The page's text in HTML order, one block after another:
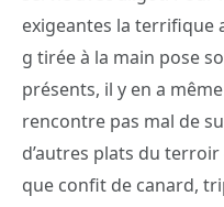
exigeantes la terrifique
g tirée à la main pose
présents, il y en a
rencontre pas mal de
d’autres plats du
que confit de canard,